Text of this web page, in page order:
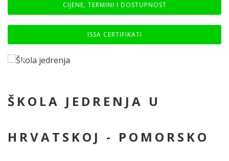
CIJENE, TERMINI I DOSTUPNOST
ISSA CERTIFIKATI
ŠKOLA JEDRENJA U
HRVATSKOJ - POMORSKO